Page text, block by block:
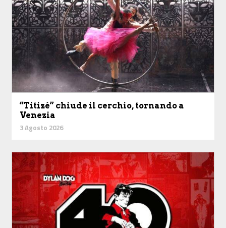
“Titizé” chiude il cerchio, tornando a
Venezia
3 Agosto 2026